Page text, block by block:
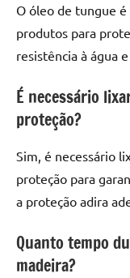
O óleo de tungue
produtos para
resistência à água
É necessário
proteção?
Sim, é necessário
proteção para
a proteção adira
Quanto tempo
madeira?